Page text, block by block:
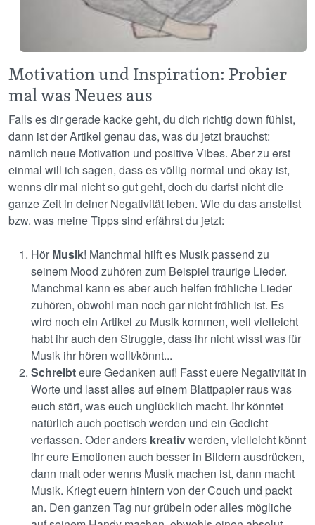
Motivation und Inspiration: Probier
mal was Neues aus
Falls es dir gerade kacke geht, du dich richtig down fühlst,
dann ist der Artikel genau das, was du jetzt brauchst:
nämlich neue Motivation und positive Vibes. Aber zu erst
einmal will ich sagen, dass es völlig normal und okay ist,
wenns dir mal nicht so gut geht, doch du darfst nicht die
ganze Zeit in deiner Negativität leben. Wie du das anstellst
bzw. was meine Tipps sind erfährst du jetzt:
Hör Musik! Manchmal hilft es Musik passend zu
seinem Mood zuhören zum Beispiel traurige Lieder.
Manchmal kann es aber auch helfen fröhliche Lieder
zuhören, obwohl man noch gar nicht fröhlich ist. Es
wird noch ein Artikel zu Musik kommen, weil vielleicht
habt ihr auch den Struggle, dass ihr nicht wisst was für
Musik ihr hören wollt/könnt...
Schreibteure Gedanken auf! Fasst euere Negativität in
Worte und lasst alles auf einem Blattpapier raus was
euch stört, was euch unglücklich macht. Ihr könntet
natürlich auch poetisch werden und ein Gedicht
verfassen. Oder anders kreativwerden, vielleicht könnt
ihr eure Emotionen auch besser in Bildern ausdrücken,
dann malt oder wenns Musik machen ist, dann macht
Musik. Kriegt euern hintern von der Couch und packt
an. Den ganzen Tag nur grübeln oder alles mögliche